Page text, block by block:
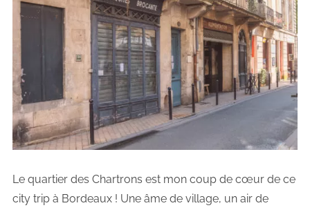
Le quartier des Chartrons est mon coup de cœur de ce
city trip à Bordeaux ! Une âme de village, un air de